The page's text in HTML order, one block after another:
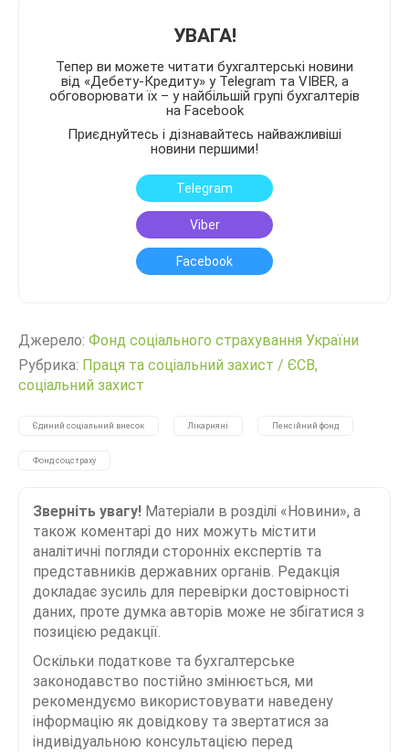
УВАГА!
Тепер ви можете читати бухгалтерські новини
від «Дебету-Кредиту» у Telegram та VIBER, а
обговорювати їх – у найбільшій групі бухгалтерів
на Facebook
Приєднуйтесь і дізнавайтесь найважливіші
новини першими!
Telegram
Viber
Facebook
Джерело: Фонд соціального страхування України
Рубрика: Праця та соціальний захист / ЄСВ,
соціальний захист
Єдиний соціальний внесок Лікарняні Пенсійний фонд
Фонд соцстраху
Зверніть увагу! Матеріали в розділі «Новини», а
також коментарі до них можуть містити
аналітичні погляди сторонніх експертів та
представників державних органів. Редакція
докладає зусиль для перевірки достовірності
даних, проте думка авторів може не збігатися з
позицією редакції.
Оскільки податкове та бухгалтерське
законодавство постійно змінюється, ми
рекомендуємо використовувати наведену
інформацію як довідкову та звертатися за
індивідуальною консультацією перед